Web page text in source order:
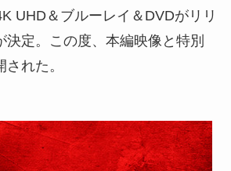
UHD＆ブルーレイ＆DVDがリリ
決定。この度、本編映像と特別
れた。